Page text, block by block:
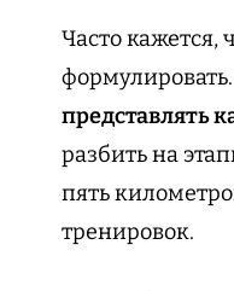
Часто кажется,
формулировать.
представлять
разбить на
пять
тренировок.